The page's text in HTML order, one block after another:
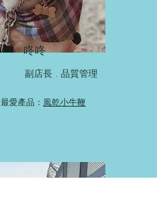
咚咚
副店長 . 品質管理
​最愛產品： 風乾小牛鞭